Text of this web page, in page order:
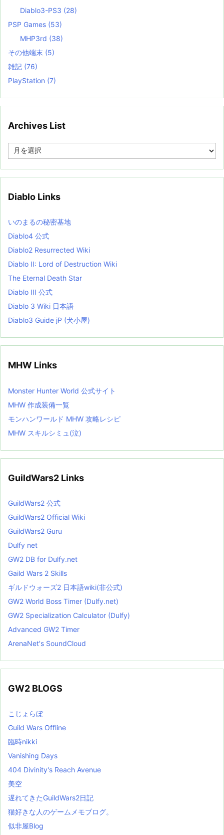
Diablo3-PS3 (28)
PSP Games (53)
MHP3rd (38)
その他端末 (5)
雑記 (76)
PlayStation (7)
Archives List
e
i
s
t
Diablo Links
いのまるの秘密基地
Diablo4 公式
Diablo2 Resurrected Wiki
Diablo II: Lord of Destruction Wiki
The Eternal Death Star
Diablo III 公式
Diablo 3 Wiki 日本語
Diablo3 Guide jP (犬小屋)
MHW Links
Monster Hunter World 公式サイト
MHW 作成装備一覧
モンハンワールド MHW 攻略レシピ
MHW スキルシミュ(泣)
GuildWars2 Links
GuildWars2 公式
GuildWars2 Official Wiki
GuildWars2 Guru
Dulfy net
GW2 DB for Dulfy.net
Gaild Wars 2 Skills
ギルドウォーズ2 日本語wiki(非公式)
GW2 World Boss Timer (Dulfy.net)
GW2 Specialization Calculator (Dulfy)
Advanced GW2 Timer
ArenaNet's SoundCloud
GW2 BLOGS
こじょらぼ
Guild Wars Offline
臨時nikki
Vanishing Days
404 Divinity's Reach Avenue
美空
遅れてきたGuildWars2日記
猫好きな人のゲームメモブログ。
似非屋Blog